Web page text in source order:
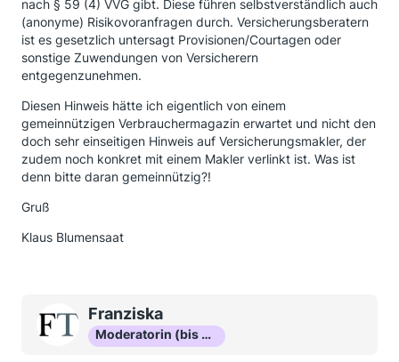
nach § 59 (4) VVG gibt. Diese führen selbstverständlich auch
(anonyme) Risikovoranfragen durch. Versicherungsberatern
ist es gesetzlich untersagt Provisionen/Courtagen oder
sonstige Zuwendungen von Versicherern
entgegenzunehmen.
Diesen Hinweis hätte ich eigentlich von einem
gemeinnützigen Verbrauchermagazin erwartet und nicht den
doch sehr einseitigen Hinweis auf Versicherungsmakler, der
zudem noch konkret mit einem Makler verlinkt ist. Was ist
denn bitte daran gemeinnützig?!
Gruß
Klaus Blumensaat
Franziska
Moderatorin (bis Okt 16)